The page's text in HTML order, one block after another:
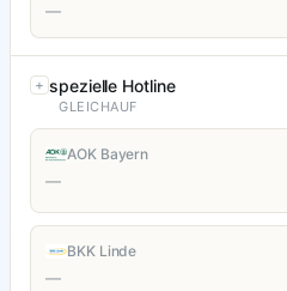
—
spezielle Hotline
GLEICHAUF
AOK Bayern
—
BKK Linde
—